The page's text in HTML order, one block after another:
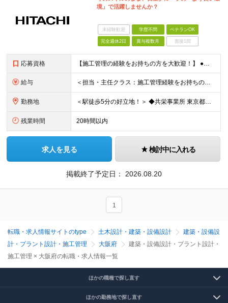
境」で活躍しませんか？
未経験歓迎 学歴不問 ベテランOK
完全週休2日 賞与複数月 面接1回
応募資格 【施工管理の経験をお持ちの方を大歓迎！】 ●普通自動車免許（AT限定可） ●下記いずれかの経験をお持ちの方 └電気・機械・土木・建築の勉強をした経験 └電気・機械系の資格をお持ちの方 └設備業や建築業
給与 ＜担当・主任クラス：施工管理経験をお持ちの方＞ 年収：340万円～600万円＋時間外手当＋諸手当 月給：21万円～38万円＋諸手当 ※経験・スキルにより優遇 ※残業代は別途支給します ※賞与：年2回（
勤務地 ＜駅徒歩5分の好立地！＞ ◆共栄事業所 東京都練馬区豊玉北6-15-14 共栄ビル3階 ◆栃木事業所 栃木県宇都宮市下栗1丁目17番1号 ◆大阪事業所 大阪府大阪市中央区久太郎町1丁目4番8号
残業時間 20時間以内
求人を見る 検討中に入れる
掲載終了予定日： 2026.08.20
1
転職・求人情報サイトのtype 土木設計・建築・設備設計
建築・設備設
計・プラント設計・施工管理
大阪府
建築・設備設計・プラント設計・
施工管理 × 大阪府の転職・求人情報一覧
ほかの職種で探し直す
ほかの勤務地で探し直す